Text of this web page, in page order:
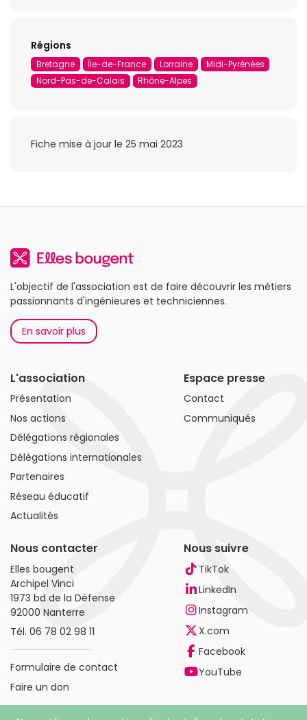
Régions
Bretagne Île-de-France Lorraine
Midi-Pyrénées
Nord-Pas-de-Calais
Rhône-Alpes
Fiche mise à jour le 25 mai 2023
L'objectif de l'association est de faire découvrir les métiers
passionnants d'ingénieures et techniciennes.
En savoir plus
L'association
Présentation
Nos actions
Délégations régionales
Délégations internationales
Partenaires
Réseau éducatif
Actualités
Espace presse
Contact
Communiqués
Nous contacter
Elles bougent
Archipel Vinci
1973 bd de la Défense
92000 Nanterre
Tél. 06 78 02 98 11
Formulaire de contact
Faire un don
Nous suivre
TikTok
LinkedIn
Instagram
X.com
Facebook
YouTube